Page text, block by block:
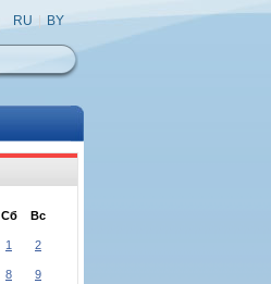
RU BY
Сб Вс
1 2
8 9